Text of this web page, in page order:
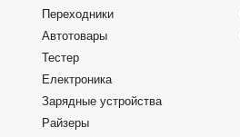
Переходники
Автотовары
Тестер
Електроника
Зарядные устройства
Райзеры